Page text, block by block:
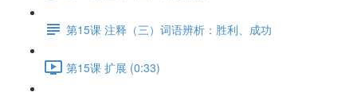
第15课 注释（三）词语辨析：胜利、成功
第15课 扩展 (0:33)